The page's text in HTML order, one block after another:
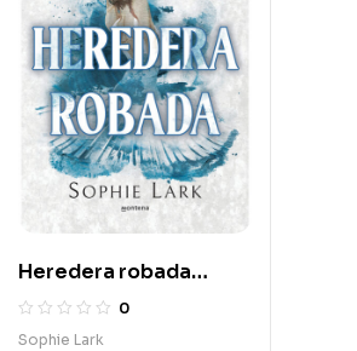
Heredera robada
(Herencia brutal 2)
0
Sophie Lark